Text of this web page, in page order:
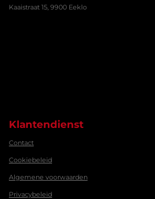
Kaaistraat 15, 9900 Eeklo
Klantendienst
Contact
Cookiebeleid
Algemene voorwaarden
Privacybeleid